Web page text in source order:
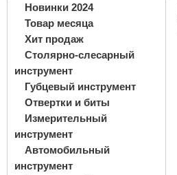
Новинки 2024
Товар месяца
Хит продаж
Столярно-слесарный
инструмент
Губцевый инструмент
Отвертки и биты
Измерительный
инструмент
Автомобильный
инструмент